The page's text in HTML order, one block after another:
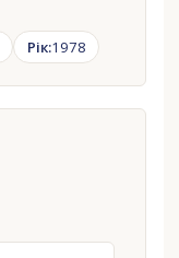
Рік:1978